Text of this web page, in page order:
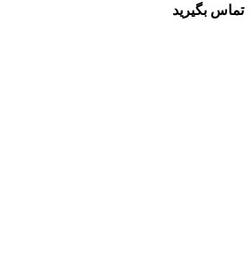
تماس بگیرید